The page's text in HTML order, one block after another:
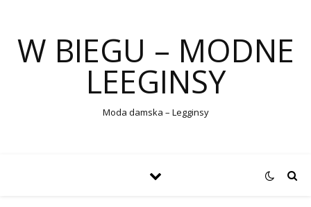
W BIEGU – MODNE
LEEGINSY
Moda damska – Legginsy